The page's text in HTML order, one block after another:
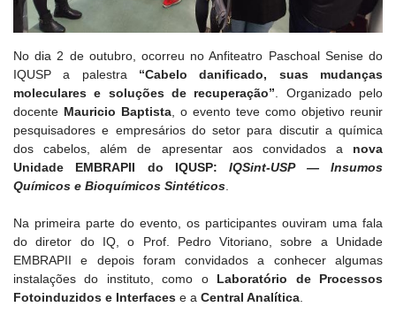
No dia 2 de outubro, ocorreu no Anfiteatro Paschoal Senise do
IQUSP a palestra “Cabelo danificado, suas mudanças
moleculares e soluções de recuperação” . Organizado pelo
docente Mauricio Baptista , o evento teve como objetivo reunir
pesquisadores e empresários do setor para discutir a química
dos cabelos, além de apresentar aos convidados a nova
Unidade EMBRAPII do IQUSP:IQSint-USP — Insumos
Químicos e Bioquímicos Sintéticos
Na primeira parte do evento, os participantes ouviram uma fala
do diretor do IQ, o Prof. Pedro Vitoriano, sobre a Unidade
EMBRAPII e depois foram convidados a conhecer algumas
instalações do instituto, como o Laboratório de Processos
Fotoinduzidos e Interfaces e a Central Analítica